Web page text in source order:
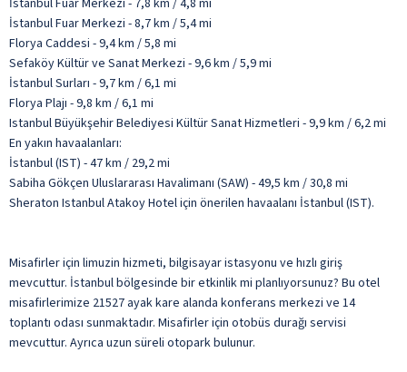
İstanbul Fuar Merkezi - 8,7 km / 5,4 mi
Florya Caddesi - 9,4 km / 5,8 mi
Sefaköy Kültür ve Sanat Merkezi - 9,6 km / 5,9 mi
İstanbul Surları - 9,7 km / 6,1 mi
Florya Plajı - 9,8 km / 6,1 mi
Istanbul Büyükşehir Belediyesi Kültür Sanat Hizmetleri - 9,9 km / 6,2 mi
En yakın havaalanları:
İstanbul (IST) - 47 km / 29,2 mi
Sabiha Gökçen Uluslararası Havalimanı (SAW) - 49,5 km / 30,8 mi
Sheraton Istanbul Atakoy Hotel için önerilen havaalanı İstanbul (IST).
Misafirler için limuzin hizmeti, bilgisayar istasyonu ve hızlı giriş
mevcuttur. İstanbul bölgesinde bir etkinlik mi planlıyorsunuz? Bu otel
misafirlerimize 21527 ayak kare alanda konferans merkezi ve 14
toplantı odası sunmaktadır. Misafirler için otobüs durağı servisi
mevcuttur. Ayrıca uzun süreli otopark bulunur.